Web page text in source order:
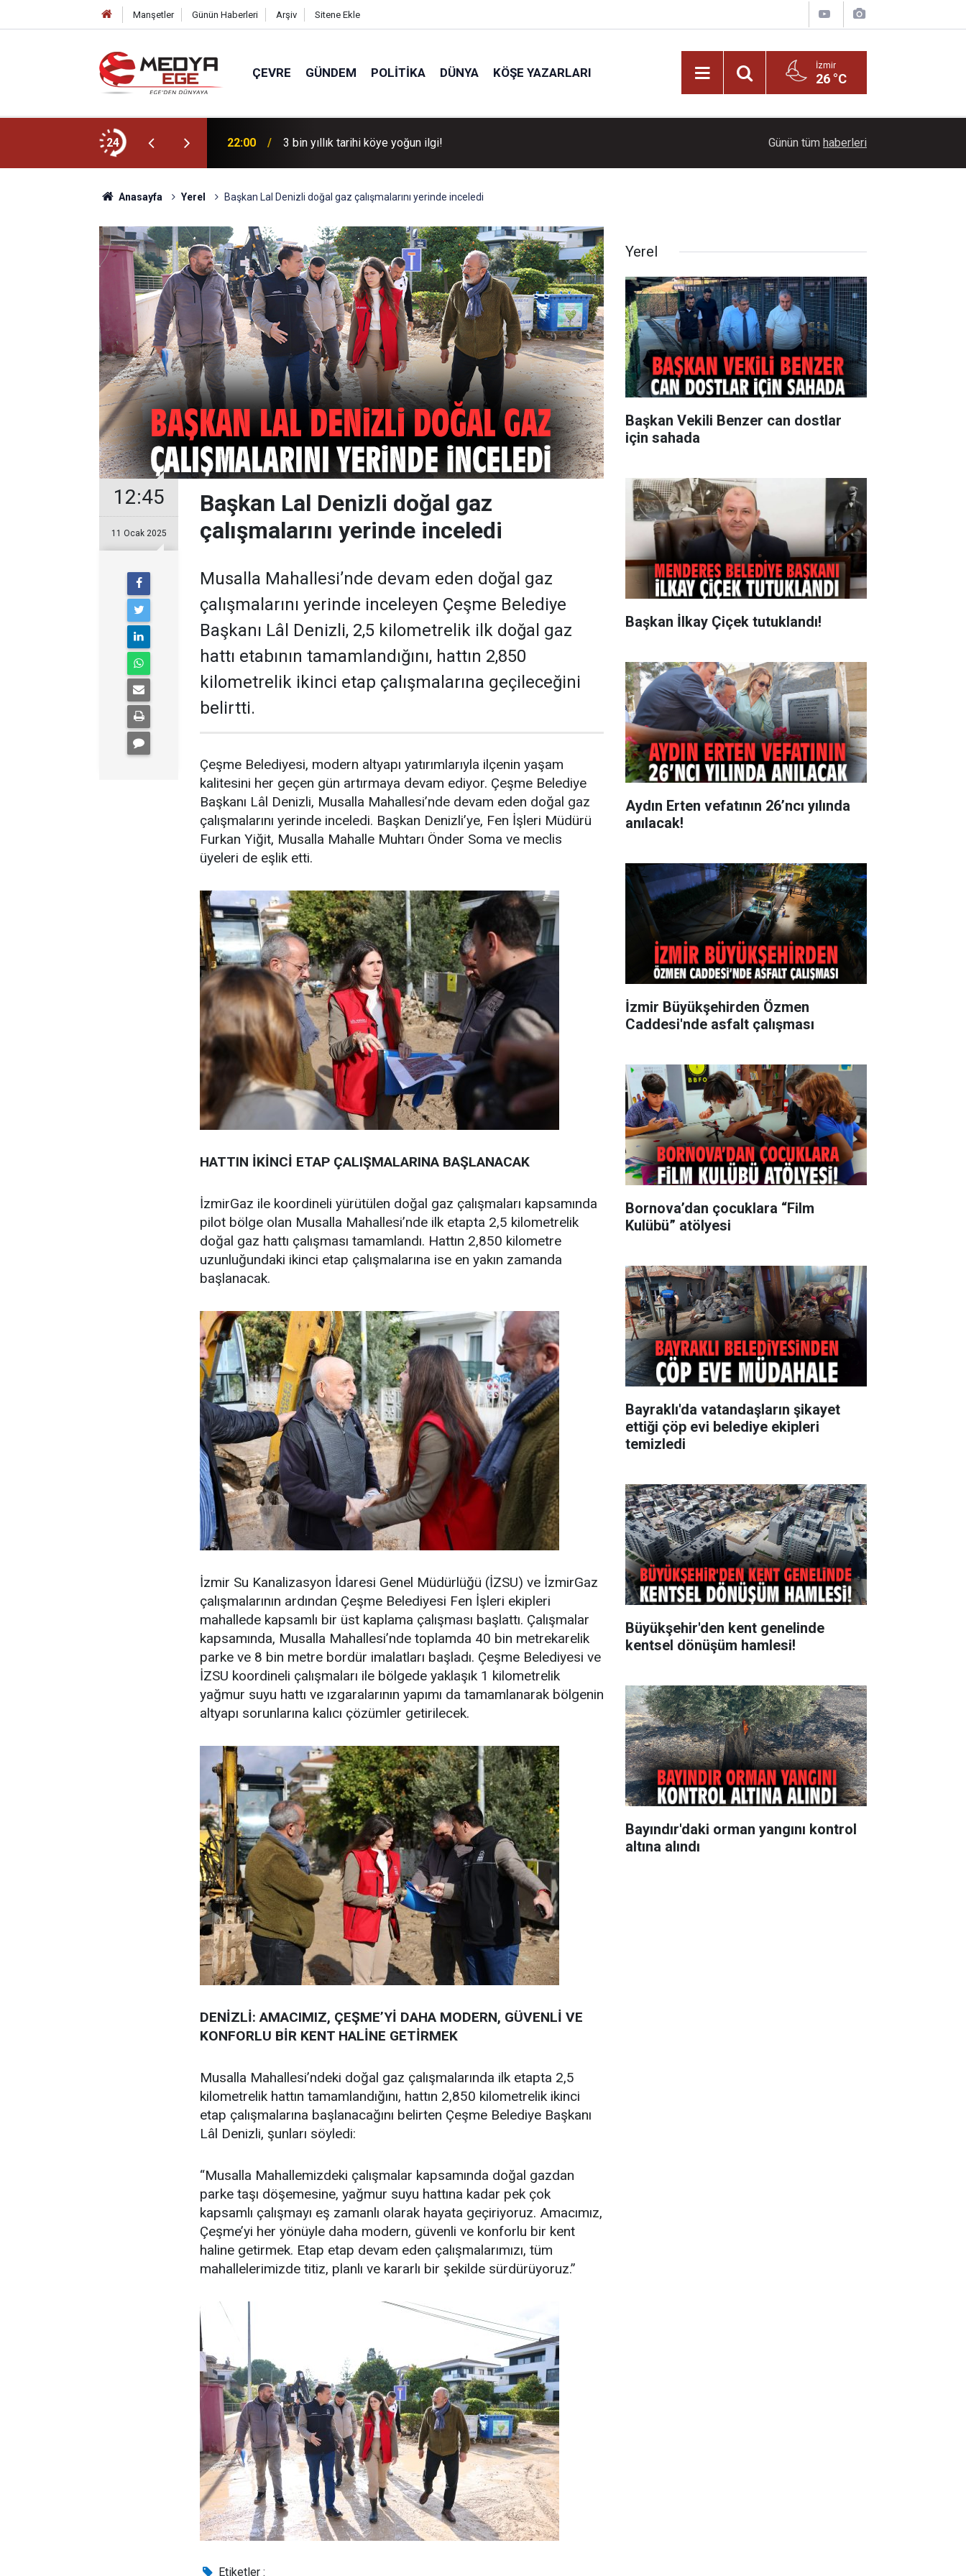
Manşetler Günün Haberleri Arşiv Sitene Ekle
ÇEVRE GÜNDEM POLITIKA DÜNYA KÖŞE YAZARLARI İzmir
26 °C
24 22:00 3 bin yıllık tarihi köye yoğun ilgi! Başkan İlkay Çiçek tutuklandı!
Günün tüm haberleri
Anasayfa Yerel Başkan Lal Denizli doğal gaz çalışmalarını yerinde inceledi
12:45
11 Ocak 2025
Başkan Lal Denizli doğal gaz
çalışmalarını yerinde inceledi
Musalla Mahallesi’nde devam eden doğal gaz
çalışmalarını yerinde inceleyen Çeşme Belediye
Başkanı Lâl Denizli, 2,5 kilometrelik ilk doğal gaz
hattı etabının tamamlandığını, hattın 2,850
kilometrelik ikinci etap çalışmalarına geçileceğini
belirtti.
Çeşme Belediyesi, modern altyapı yatırımlarıyla ilçenin yaşam
kalitesini her geçen gün artırmaya devam ediyor. Çeşme Belediye
Başkanı Lâl Denizli, Musalla Mahallesi’nde devam eden doğal gaz
çalışmalarını yerinde inceledi. Başkan Denizli’ye, Fen İşleri Müdürü
Furkan Yiğit, Musalla Mahalle Muhtarı Önder Soma ve meclis
üyeleri de eşlik etti.
HATTIN İKİNCİ ETAP ÇALIŞMALARINA BAŞLANACAK
İzmirGaz ile koordineli yürütülen doğal gaz çalışmaları kapsamında
pilot bölge olan Musalla Mahallesi’nde ilk etapta 2,5 kilometrelik
doğal gaz hattı çalışması tamamlandı. Hattın 2,850 kilometre
uzunluğundaki ikinci etap çalışmalarına ise en yakın zamanda
başlanacak.
İzmir Su Kanalizasyon İdaresi Genel Müdürlüğü (İZSU) ve İzmirGaz
çalışmalarının ardından Çeşme Belediyesi Fen İşleri ekipleri
mahallede kapsamlı bir üst kaplama çalışması başlattı. Çalışmalar
kapsamında, Musalla Mahallesi’nde toplamda 40 bin metrekarelik
parke ve 8 bin metre bordür imalatları başladı. Çeşme Belediyesi ve
İZSU koordineli çalışmaları ile bölgede yaklaşık 1 kilometrelik
yağmur suyu hattı ve ızgaralarının yapımı da tamamlanarak bölgenin
altyapı sorunlarına kalıcı çözümler getirilecek.
DENİZLİ: AMACIMIZ, ÇEŞME’Yİ DAHA MODERN, GÜVENLİ VE
KONFORLU BİR KENT HALİNE GETİRMEK
Musalla Mahallesi’ndeki doğal gaz çalışmalarında ilk etapta 2,5
kilometrelik hattın tamamlandığını, hattın 2,850 kilometrelik ikinci
etap çalışmalarına başlanacağını belirten Çeşme Belediye Başkanı
Lâl Denizli, şunları söyledi:
“Musalla Mahallemizdeki çalışmalar kapsamında doğal gazdan
parke taşı döşemesine, yağmur suyu hattına kadar pek çok
kapsamlı çalışmayı eş zamanlı olarak hayata geçiriyoruz. Amacımız,
Çeşme’yi her yönüyle daha modern, güvenli ve konforlu bir kent
haline getirmek. Etap etap devam eden çalışmalarımızı, tüm
mahallelerimizde titiz, planlı ve kararlı bir şekilde sürdürüyoruz.”
Etiketler :
Yerel
Başkan Vekili Benzer can dostlar
için sahada
Başkan İlkay Çiçek tutuklandı!
Aydın Erten vefatının 26’ncı yılında
anılacak!
İzmir Büyükşehirden Özmen
Caddesi'nde asfalt çalışması
Bornova’dan çocuklara “Film
Kulübü” atölyesi
Bayraklı'da vatandaşların şikayet
ettiği çöp evi belediye ekipleri
temizledi
Büyükşehir'den kent genelinde
kentsel dönüşüm hamlesi!
Bayındır'daki orman yangını kontrol
altına alındı